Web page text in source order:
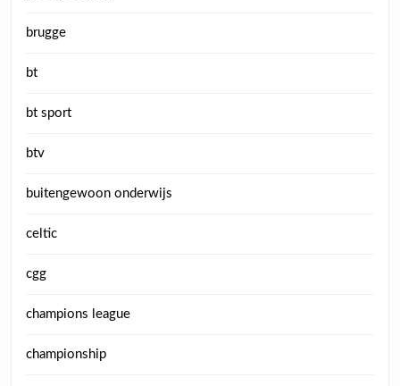
brugge
bt
bt sport
btv
buitengewoon onderwijs
celtic
cgg
champions league
championship